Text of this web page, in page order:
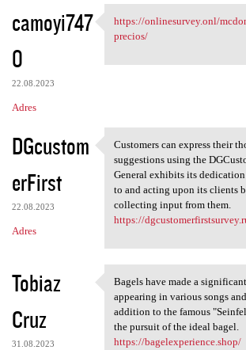
camoyi747
0
22.08.2023
Adres
https://onlinesurvey.onl
https://onlinesurvey.onl/
precios/
DGcustom
erFirst
22.08.2023
Adres
Customers can
Customers can express their
suggestions using the
General exhibits its
to and acting upon its clients
collecting input from them.
https://
Tobiaz
Cruz
31.08.2023
Bagels have made a
Bagels have made a
appearing in various songs
addition to the famous
the pursuit of the ideal bagel.
https://bagelexperience.shop/